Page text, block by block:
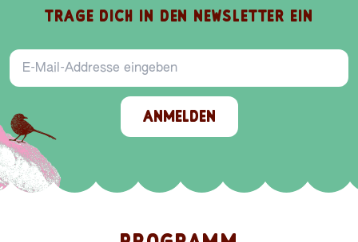
TRAGE DICH IN DEN NEWSLETTER EIN
E-Mail-Addresse
ANMELDEN